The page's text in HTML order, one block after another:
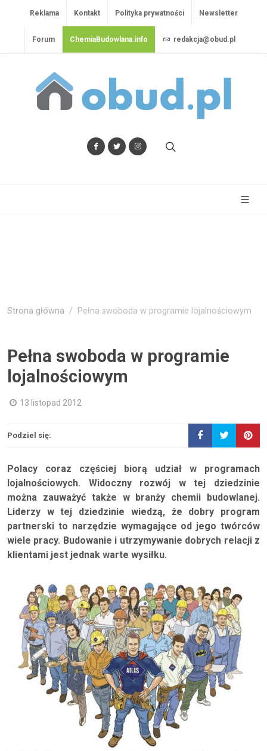
Reklama Kontakt Polityka prywatności Newsletter
Forum ChemiaBudowlana.info redakcja@obud.pl
Strona główna Pełna swoboda w programie lojalnościowym
Pełna swoboda w programie
lojalnościowym
13 listopad 2012
Podziel się:
Polacy coraz częściej biorą udział w programach
lojalnościowych. Widoczny rozwój w tej dziedzinie
można zauważyć także w branży chemii budowlanej.
Liderzy w tej dziedzinie wiedzą, że dobry program
partnerski to narzędzie wymagające od jego twórców
wiele pracy. Budowanie i utrzymywanie dobrych relacji z
klientami jest jednak warte wysiłku.